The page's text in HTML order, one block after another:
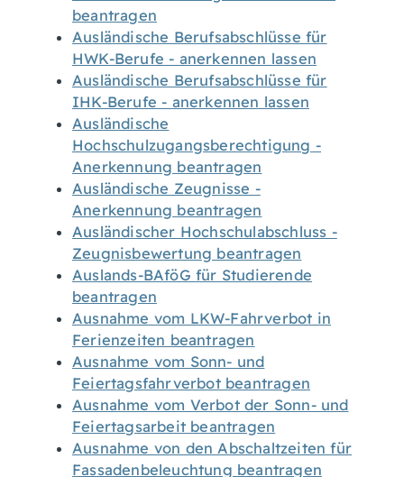
beantragen
Ausländische Berufsabschlüsse für
HWK-Berufe - anerkennen lassen
Ausländische Berufsabschlüsse für
IHK-Berufe - anerkennen lassen
Ausländische
Hochschulzugangsberechtigung -
Anerkennung beantragen
Ausländische Zeugnisse -
Anerkennung beantragen
Ausländischer Hochschulabschluss -
Zeugnisbewertung beantragen
Auslands-BAföG für Studierende
beantragen
Ausnahme vom LKW-Fahrverbot in
Ferienzeiten beantragen
Ausnahme vom Sonn- und
Feiertagsfahrverbot beantragen
Ausnahme vom Verbot der Sonn- und
Feiertagsarbeit beantragen
Ausnahme von den Abschaltzeiten für
Fassadenbeleuchtung beantragen